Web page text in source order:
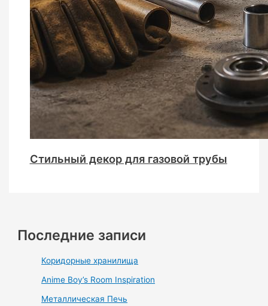
Стильный декор для газовой трубы
Последние записи
Коридорные хранилища
Anime Boy’s Room Inspiration
Металлическая Печь